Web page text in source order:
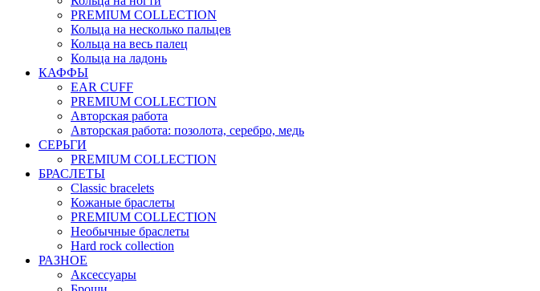
PREMIUM COLLECTION
Кольца на несколько пальцев
Кольца на весь палец
Кольца на ладонь
КАФФЫ
EAR CUFF
PREMIUM COLLECTION
Авторская работа
Авторская работа: позолота, серебро, медь
СЕРЬГИ
PREMIUM COLLECTION
БРАСЛЕТЫ
Classic bracelets
Кожаные браслеты
PREMIUM COLLECTION
Необычные браслеты
Hard rock collection
РАЗНОЕ
Аксессуары